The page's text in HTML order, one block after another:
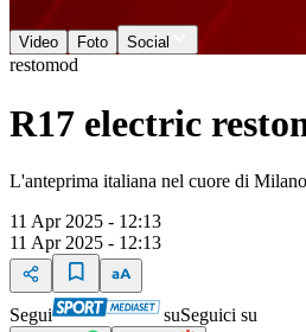
Video Foto Social
restomod
R17 electric
L'anteprima italiana nel cuore di Milano
11 Apr 2025 - 12:13
11 Apr 2025 - 12:13
Segui suSeguici su